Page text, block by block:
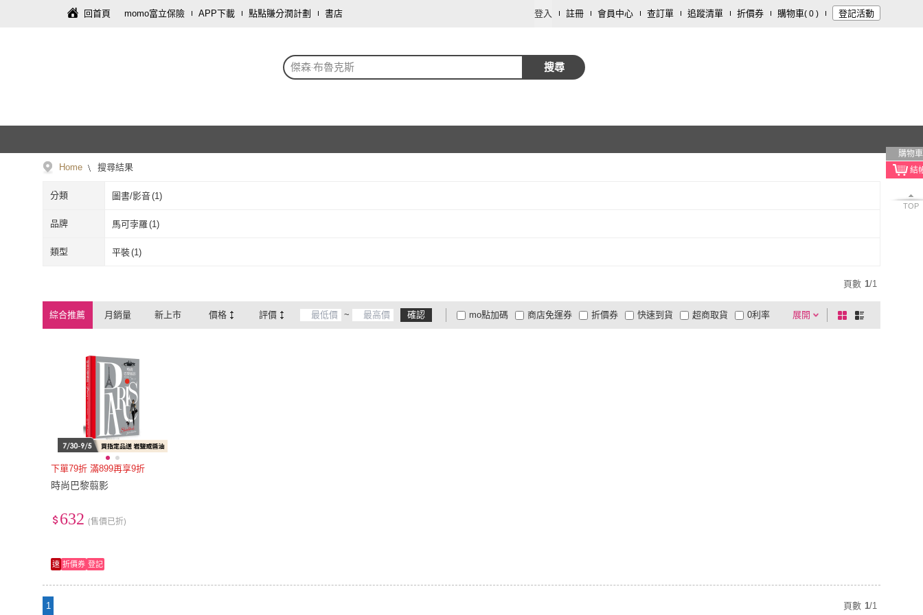
回首頁 momo富立保險 APP下載 點點賺分潤計劃 書店 登入 註冊 會員中心 查訂單 追蹤清單 折價券 購物車( 0 ) 登記活動
傑森‧布魯克斯 搜尋
購物車
TOP
Home 搜尋結果
分類 圖書/影音(1)
品牌 馬可孛羅(1)
馬可孛羅
類型 平裝(1)
頁數 1/1
綜合推薦 月銷量 新上市 價格 評價 ~ 確認 展開
折價券
有影片
商品有量 電視購物
mo點加碼 快速到貨 超商取貨
大家電安心配
大家電快配
商店免運券 0利率
棋
盤
列
下單79折 滿899再享9折
時尚巴黎翦影
632 (售價已折)
速 折價券 登記
1 頁數 1/1